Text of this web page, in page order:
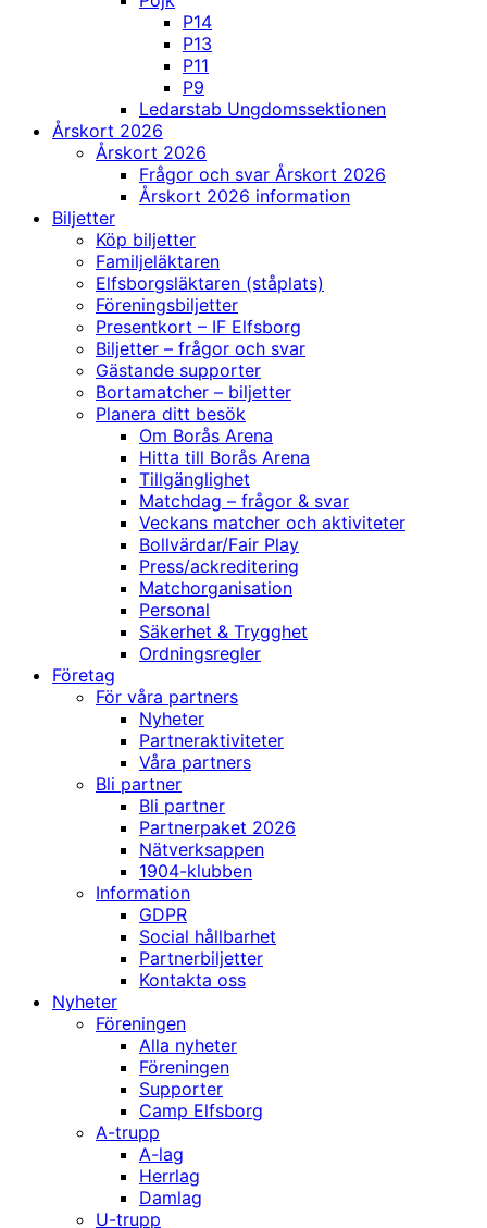
P14
P13
P11
P9
Ledarstab Ungdomssektionen
Årskort 2026
Årskort 2026
Frågor och svar Årskort 2026
Årskort 2026 information
Biljetter
Köp biljetter
Familjeläktaren
Elfsborgsläktaren (ståplats)
Föreningsbiljetter
Presentkort – IF Elfsborg
Biljetter – frågor och svar
Gästande supporter
Bortamatcher – biljetter
Planera ditt besök
Om Borås Arena
Hitta till Borås Arena
Tillgänglighet
Matchdag – frågor & svar
Veckans matcher och aktiviteter
Bollvärdar/Fair Play
Press/ackreditering
Matchorganisation
Personal
Säkerhet & Trygghet
Ordningsregler
Företag
För våra partners
Nyheter
Partneraktiviteter
Våra partners
Bli partner
Bli partner
Partnerpaket 2026
Nätverksappen
1904-klubben
Information
GDPR
Social hållbarhet
Partnerbiljetter
Kontakta oss
Nyheter
Föreningen
Alla nyheter
Föreningen
Supporter
Camp Elfsborg
A-trupp
A-lag
Herrlag
Damlag
U-trupp